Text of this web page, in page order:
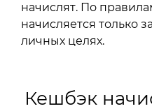
начислят. По
начисляется только
личных целях.
Кешбэк